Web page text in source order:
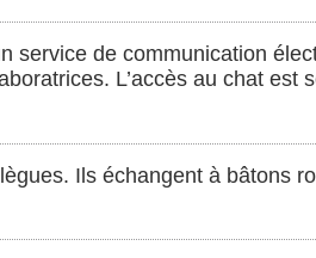
service de communication
L’accès au chat est
Ils échangent à bâtons